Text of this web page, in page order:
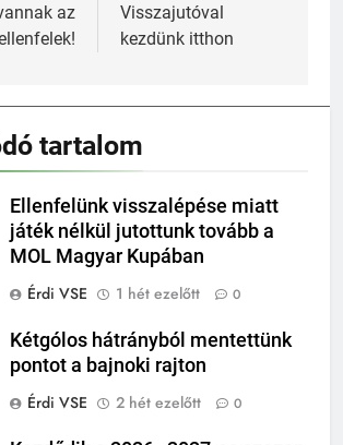
az
Visszajutóval
kezdünk itthon
tartalom
Ellenfelünk visszalépése miatt
játék nélkül jutottunk tovább a
MOL Magyar Kupában
Érdi VSE
1 hét ezelőtt 0
Kétgólos hátrányból mentettünk
pontot a bajnoki rajton
Érdi VSE
2 hét ezelőtt 0